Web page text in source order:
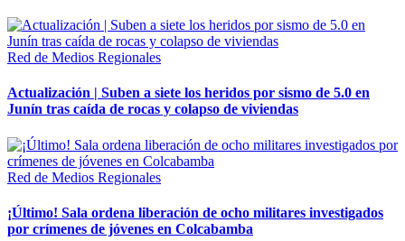
Red de Medios Regionales
Actualización | Suben a siete los heridos por sismo de 5.0 en
Junín tras caída de rocas y colapso de viviendas
Red de Medios Regionales
¡Último! Sala ordena liberación de ocho militares investigados
por crímenes de jóvenes en Colcabamba